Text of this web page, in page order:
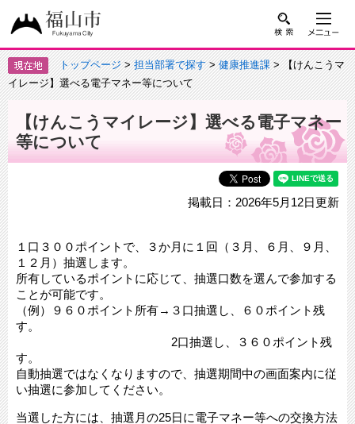
トップページ>担当部署で探す>健康推進課> 【けんこうマ
イレージ】選べる電子マネー等について
【けんこうマイレージ】選べる電子マネー
等について
掲載日：2026年5月12日更新
１口３００ポイントで、３か月に１回（３月、６月、９月、
１２月）抽選します。
所有しているポイントに応じて、抽選口数を選んで参加する
ことが可能です。
（例）９６０ポイント所有→３口抽選し、６０ポイント残
す。
2口抽選し、３６０ポイント残
す。
自動抽選ではなくなりますので、抽選期間中の画面案内に従
い抽選に参加してください。​
当選した方には、抽選月の25日に電子マネー等への交換方法